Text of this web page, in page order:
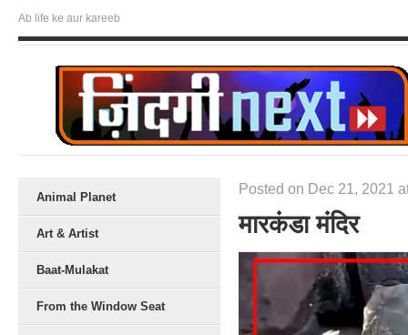
Ab life ke aur kareeb
Animal Planet
Art & Artist
Baat-Mulakat
From the Window Seat
Posted on Dec 21, 2021
मारकंडा मंदिर